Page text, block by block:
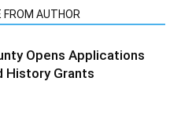
FROM AUTHOR
Opens Applications
History Grants